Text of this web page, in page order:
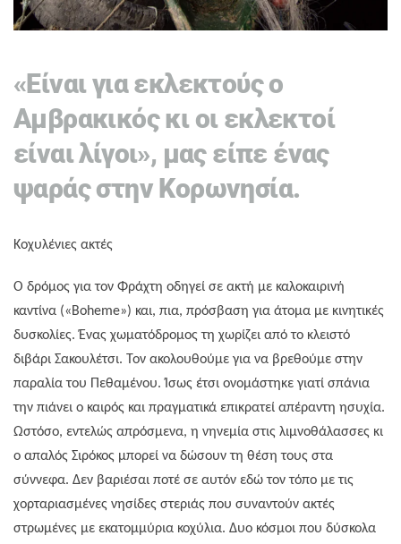
«Είναι για εκλεκτούς ο
Αμβρακικός κι οι εκλεκτοί
είναι λίγοι», μας είπε ένας
ψαράς στην Κορωνησία.
Κοχυλένιες ακτές
Ο δρόμος για τον Φράχτη οδηγεί σε ακτή με καλοκαιρινή
καντίνα («Boheme») και, πια, πρόσβαση για άτομα με κινητικές
δυσκολίες. Ένας χωματόδρομος τη χωρίζει από το κλειστό
διβάρι Σακουλέτσι. Τον ακολουθούμε για να βρεθούμε στην
παραλία του Πεθαμένου. Ίσως έτσι ονομάστηκε γιατί σπάνια
την πιάνει ο καιρός και πραγματικά επικρατεί απέραντη ησυχία.
Ωστόσο, εντελώς απρόσμενα, η νηνεμία στις λιμνοθάλασσες κι
ο απαλός Σιρόκος μπορεί να δώσουν τη θέση τους στα
σύννεφα. Δεν βαριέσαι ποτέ σε αυτόν εδώ τον τόπο με τις
χορταριασμένες νησίδες στεριάς που συναντούν ακτές
στρωμένες με εκατομμύρια κοχύλια. Δυο κόσμοι που δύσκολα